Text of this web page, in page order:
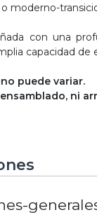
moderno-
con una
capacidad de
puede variar.
ni